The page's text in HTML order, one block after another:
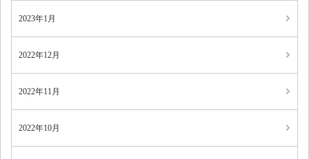
2023年1月
2022年12月
2022年11月
2022年10月